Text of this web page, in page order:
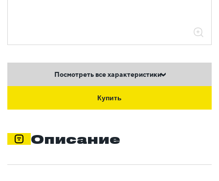
Посмотреть все характеристики
Купить
Описание